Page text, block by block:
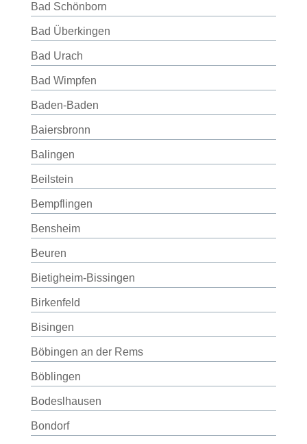
Bad Schönborn
Bad Überkingen
Bad Urach
Bad Wimpfen
Baden-Baden
Baiersbronn
Balingen
Beilstein
Bempflingen
Bensheim
Beuren
Bietigheim-Bissingen
Birkenfeld
Bisingen
Böbingen an der Rems
Böblingen
Bodeslhausen
Bondorf